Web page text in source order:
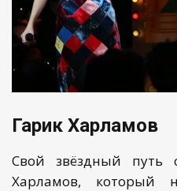
Гарик Харламов
Свой звёздный
Харламов, который